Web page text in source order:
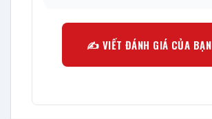
✍️ VIẾT ĐÁNH GIÁ CỦA BẠN